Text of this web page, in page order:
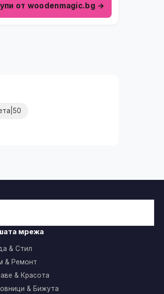
от woodenmagic.bg →
мрежа
& Стил
& Ремонт
& Красота
& Бижута